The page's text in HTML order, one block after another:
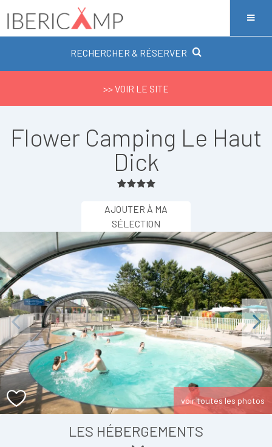
RECHERCHER & RÉSERVER
>> VOIR LE SITE
Flower Camping Le Haut
Dick
AJOUTER À MA
SÉLECTION
Next
voir toutes les photos
LES HÉBERGEMENTS